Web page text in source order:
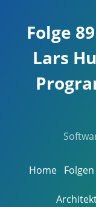
Folge
Lars
Home Folgen